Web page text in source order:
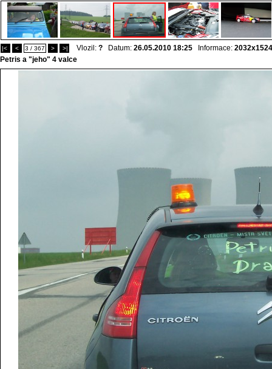
|< < 3 / 367 > >| Vlozil: ? Datum: 26.05.2010 18:25 Informace:
Petris a "jeho" 4 valce